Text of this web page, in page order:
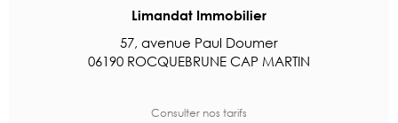
Limandat Immobilier
57, avenue Paul Doumer
06190 ROCQUEBRUNE CAP MARTIN
Consulter nos tarifs